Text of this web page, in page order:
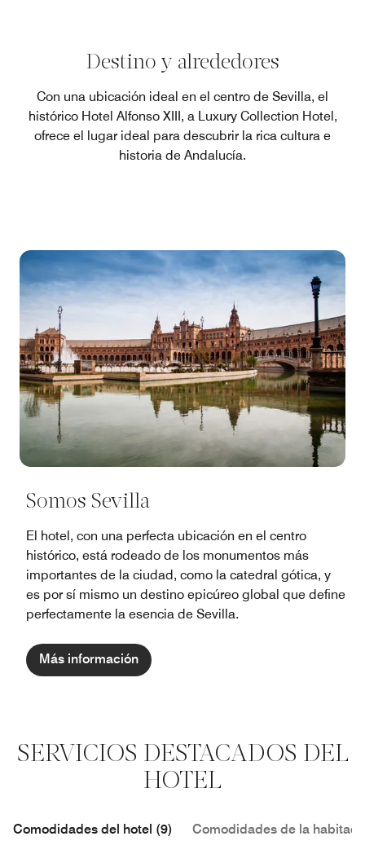
Destino y alrededores
Con una ubicación ideal en el centro de Sevilla, el
histórico Hotel Alfonso XIII, a Luxury Collection Hotel,
ofrece el lugar ideal para descubrir la rica cultura e
historia de Andalucía.
Somos Sevilla
El hotel, con una perfecta ubicación en el centro
histórico, está rodeado de los monumentos más
importantes de la ciudad, como la catedral gótica, y
es por sí mismo un destino epicúreo global que define
perfectamente la esencia de Sevilla.
Más información
SERVICIOS DESTACADOS DEL
HOTEL
Comodidades del hotel (9) Comodidades de la